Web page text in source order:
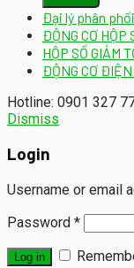
Đại lý phân
ĐỘNG CƠ HỘP
HỘP SỐ GIẢM
ĐỘNG CƠ ĐIỆN
Hotline: 0901 327
Dismiss
Login
Username or email
Password *
Log in